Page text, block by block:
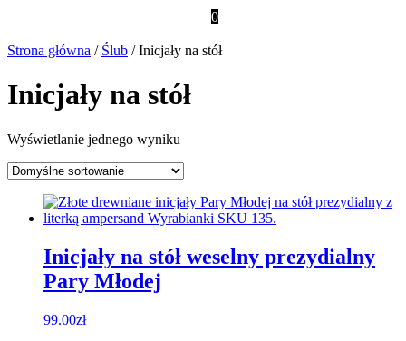
0
Strona główna / Ślub / Inicjały na stół
Inicjały na stół
Wyświetlanie jednego wyniku
Inicjały na stół weselny prezydialny
Pary Młodej
99.00zł